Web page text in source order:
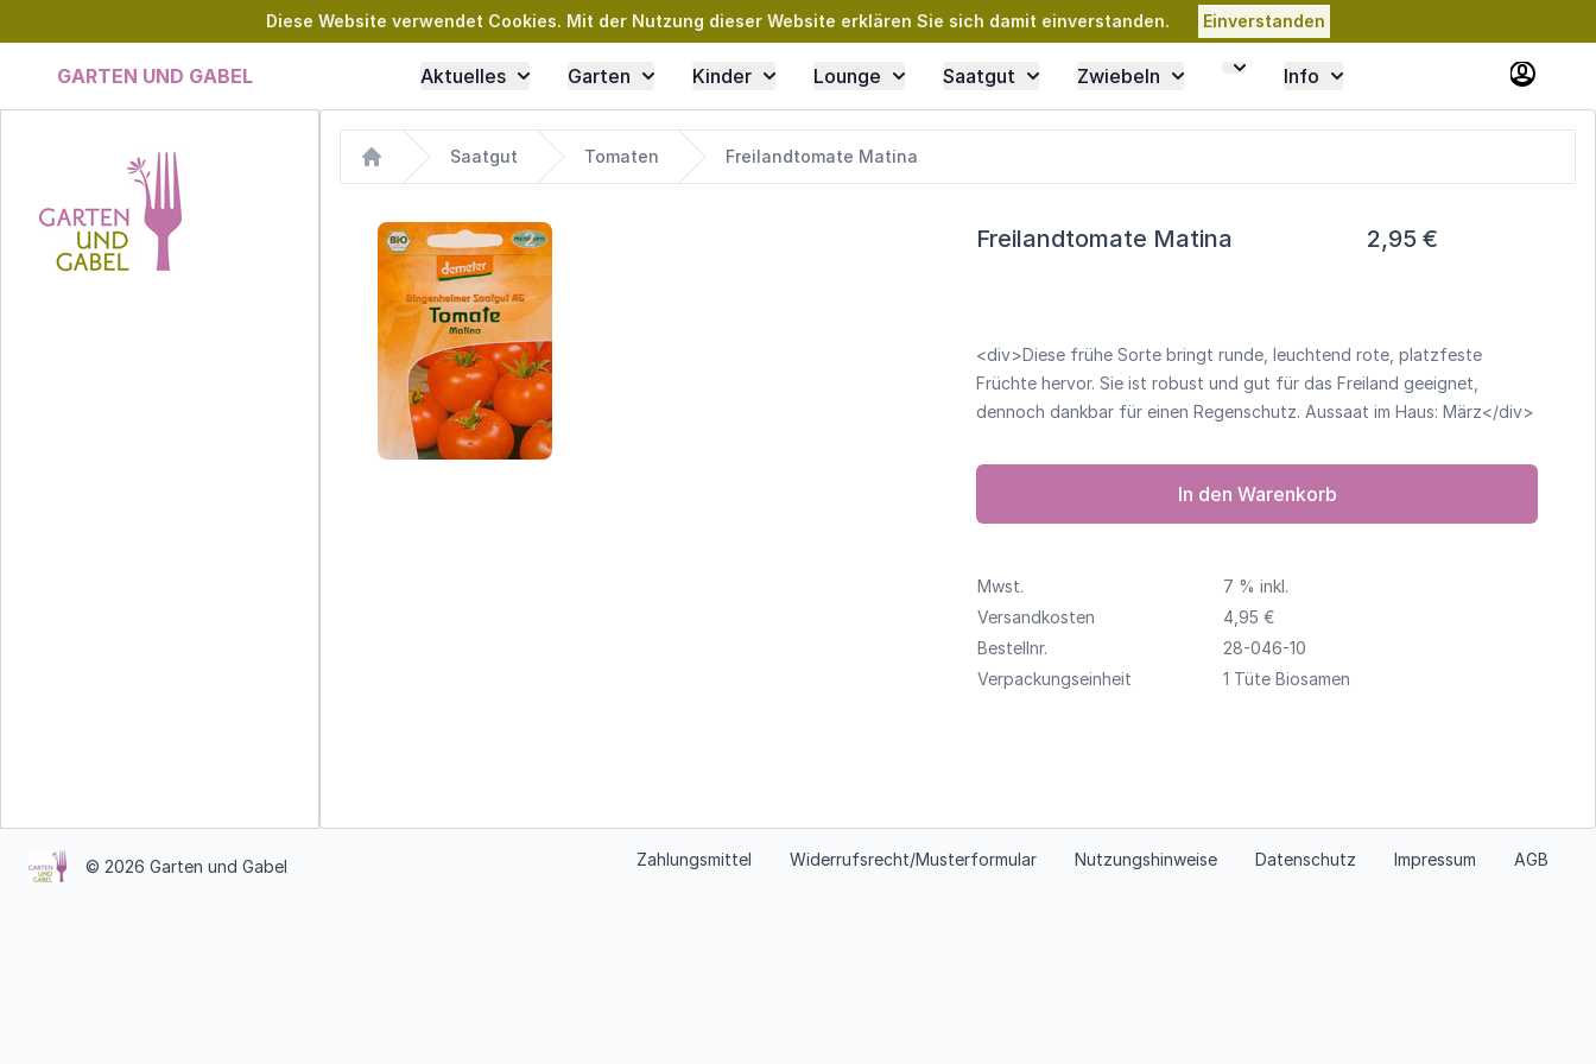
Diese Website verwendet Cookies. Mit der Nutzung dieser Website erklären Sie sich damit einverstanden. Einverstanden
GARTEN UND GABEL Aktuelles Garten Kinder Lounge Saatgut Zwiebeln Info
Home
Saatgut Tomaten Freilandtomate Matina
Freilandtomate Matina 2,95 €
Images
<div>Diese frühe Sorte bringt runde, leuchtend rote, platzfeste
Früchte hervor. Sie ist robust und gut für das Freiland geeignet,
dennoch dankbar für einen Regenschutz. Aussaat im Haus: März</div>
In den Warenkorb
Mwst.
7 % inkl.
Versandkosten
4,95 €
Bestellnr.
28-046-10
Verpackungseinheit
1 Tüte Biosamen
© 2026 Garten und Gabel Zahlungsmittel Widerrufsrecht/Musterformular Nutzungshinweise Datenschutz Impressum AGB